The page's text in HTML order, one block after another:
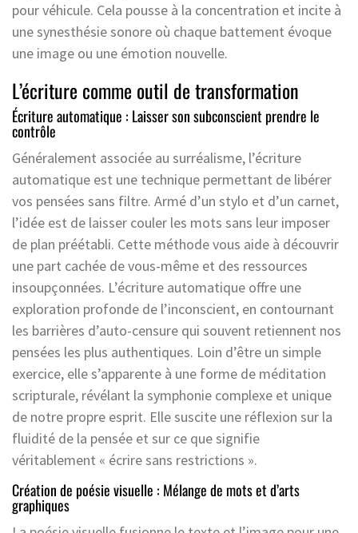
pour véhicule. Cela pousse à la concentration et incite à
une synesthésie sonore où chaque battement évoque
une image ou une émotion nouvelle.
L’écriture comme outil de transformation
Écriture automatique : Laisser son subconscient prendre le
contrôle
Généralement associée au surréalisme, l’écriture
automatique est une technique permettant de libérer
vos pensées sans filtre. Armé d’un stylo et d’un carnet,
l’idée est de laisser couler les mots sans leur imposer
de plan préétabli. Cette méthode vous aide à découvrir
une part cachée de vous-même et des ressources
insoupçonnées. L’écriture automatique offre une
exploration profonde de l’inconscient, en contournant
les barrières d’auto-censure qui souvent retiennent nos
pensées les plus authentiques. Loin d’être un simple
exercice, elle s’apparente à une forme de méditation
scripturale, révélant la symphonie complexe et unique
de notre propre esprit. Elle suscite une réflexion sur la
fluidité de la pensée et sur ce que signifie
véritablement « écrire sans restrictions ».
Création de poésie visuelle : Mélange de mots et d’arts
graphiques